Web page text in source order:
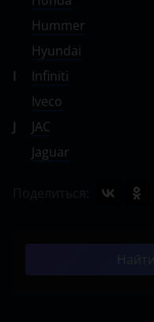
Hummer
Hyundai
I
Infiniti
Iveco
J
JAC
Jaguar